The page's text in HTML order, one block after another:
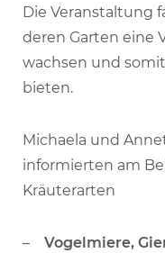
Die Veranstaltung
deren Garten eine
wachsen und
bieten.
Michaela und
informierten am
Kräuterarten
Vogelmiere,